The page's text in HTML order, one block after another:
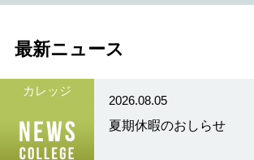
最新ニュース
カレッジ
2026.08.05
夏期休暇のおしらせ